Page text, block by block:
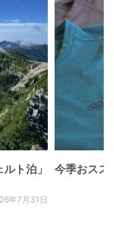
ト泊」
年7月31日
今季おスス